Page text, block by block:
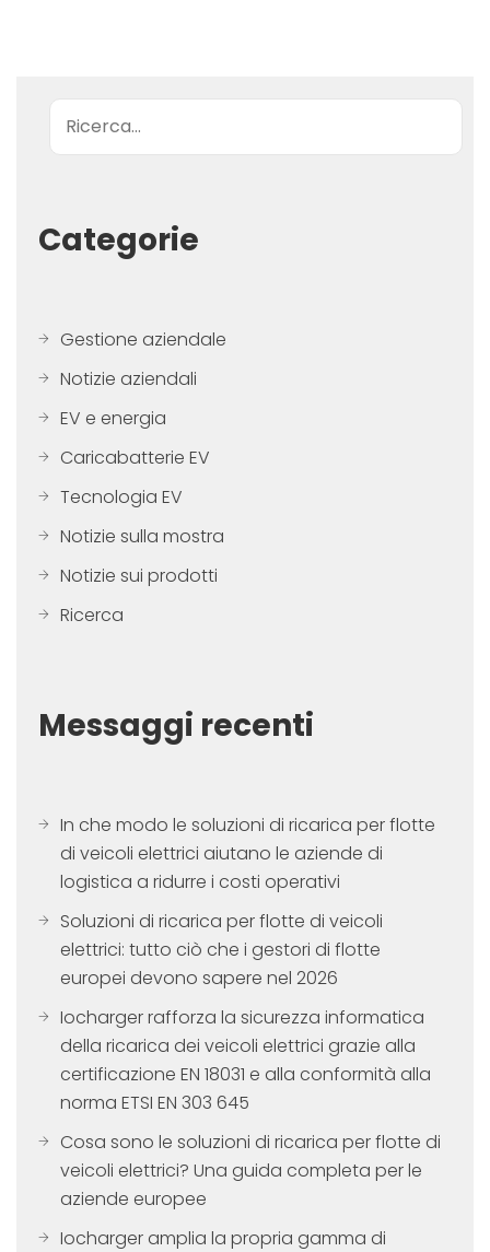
Ricerca
Categorie
Gestione aziendale
Notizie aziendali
EV e energia
Caricabatterie EV
Tecnologia EV
Notizie sulla mostra
Notizie sui prodotti
Ricerca
Messaggi recenti
In che modo le soluzioni di ricarica per flotte
di veicoli elettrici aiutano le aziende di
logistica a ridurre i costi operativi
Soluzioni di ricarica per flotte di veicoli
elettrici: tutto ciò che i gestori di flotte
europei devono sapere nel 2026
Iocharger rafforza la sicurezza informatica
della ricarica dei veicoli elettrici grazie alla
certificazione EN 18031 e alla conformità alla
norma ETSI EN 303 645
Cosa sono le soluzioni di ricarica per flotte di
veicoli elettrici? Una guida completa per le
aziende europee
Iocharger amplia la propria gamma di